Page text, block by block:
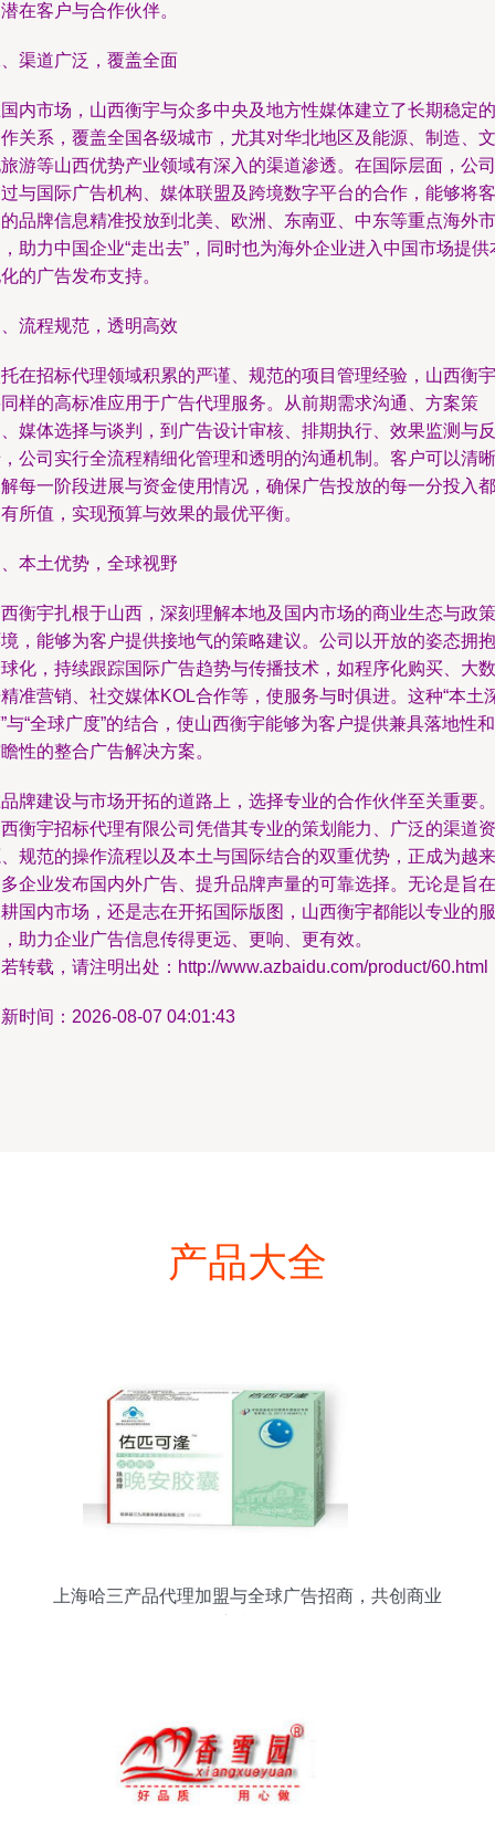
在客户与合作伙伴。
渠道广泛，覆盖全面
内市场，山西衡宇与众多中央及地方性媒体建立了长期稳定的
关系，覆盖全国各级城市，尤其对华北地区及能源、制造、文
游等山西优势产业领域有深入的渠道渗透。在国际层面，公司
与国际广告机构、媒体联盟及跨境数字平台的合作，能够将客
品牌信息精准投放到北美、欧洲、东南亚、中东等重点海外市
助力中国企业“走出去”，同时也为海外企业进入中国市场提供
的广告发布支持。
流程规范，透明高效
在招标代理领域积累的严谨、规范的项目管理经验，山西衡宇
样的高标准应用于广告代理服务。从前期需求沟通、方案策
媒体选择与谈判，到广告设计审核、排期执行、效果监测与反
公司实行全流程精细化管理和透明的沟通机制。客户可以清晰
每一阶段进展与资金使用情况，确保广告投放的每一分投入都
所值，实现预算与效果的最优平衡。
本土优势，全球视野
衡宇扎根于山西，深刻理解本地及国内市场的商业生态与政策
，能够为客户提供接地气的策略建议。公司以开放的姿态拥抱
化，持续跟踪国际广告趋势与传播技术，如程序化购买、大数
准营销、社交媒体KOL合作等，使服务与时俱进。这种“本土
与“全球广度”的结合，使山西衡宇能够为客户提供兼具落地性和
性的整合广告解决方案。
牌建设与市场开拓的道路上，选择专业的合作伙伴至关重要。
衡宇招标代理有限公司凭借其专业的策划能力、广泛的渠道资
规范的操作流程以及本土与国际结合的双重优势，正成为越来
企业发布国内外广告、提升品牌声量的可靠选择。无论是旨在
国内市场，还是志在开拓国际版图，山西衡宇都能以专业的服
助力企业广告信息传得更远、更响、更有效。
转载，请注明出处：http://www.azbaidu.com/product/60.html
时间：2026-08-07 04:01:43
产品大全
上海哈三产品代理加盟与全球广告招商，共创商业